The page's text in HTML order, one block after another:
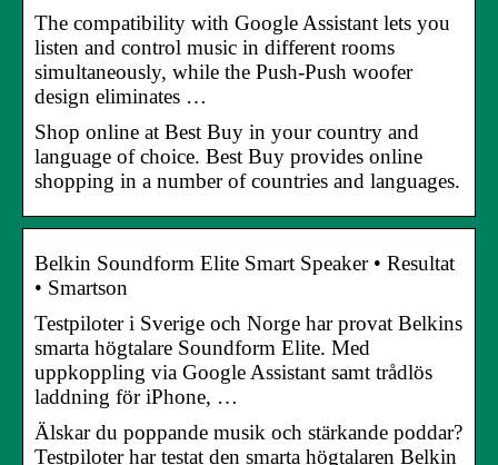
The compatibility with Google Assistant lets you
listen and control music in different rooms
simultaneously, while the Push-Push woofer
design eliminates …
Shop online at Best Buy in your country and
language of choice. Best Buy provides online
shopping in a number of countries and languages.
Belkin Soundform Elite Smart Speaker • Resultat
• Smartson
Testpiloter i Sverige och Norge har provat Belkins
smarta högtalare Soundform Elite. Med
uppkoppling via Google Assistant samt trådlös
laddning för iPhone, …
Älskar du poppande musik och stärkande poddar?
Testpiloter har testat den smarta högtalaren Belkin